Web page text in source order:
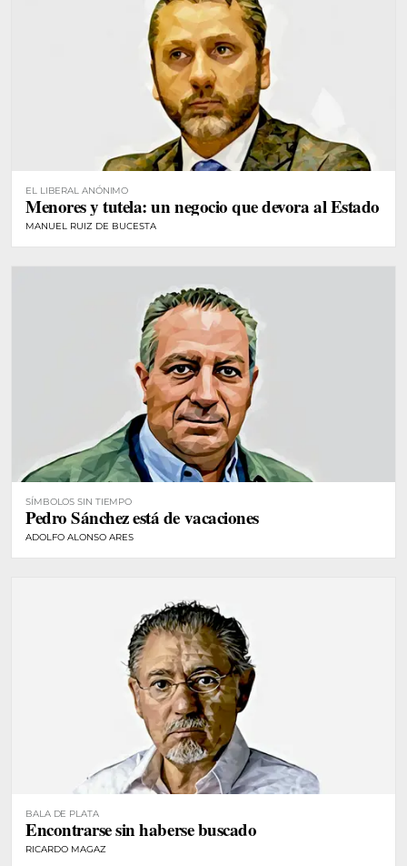
EL LIBERAL ANÓNIMO
Menores y tutela: un negocio que devora al Estado
MANUEL RUIZ DE BUCESTA
SÍMBOLOS SIN TIEMPO
Pedro Sánchez está de vacaciones
ADOLFO ALONSO ARES
BALA DE PLATA
Encontrarse sin haberse buscado
RICARDO MAGAZ